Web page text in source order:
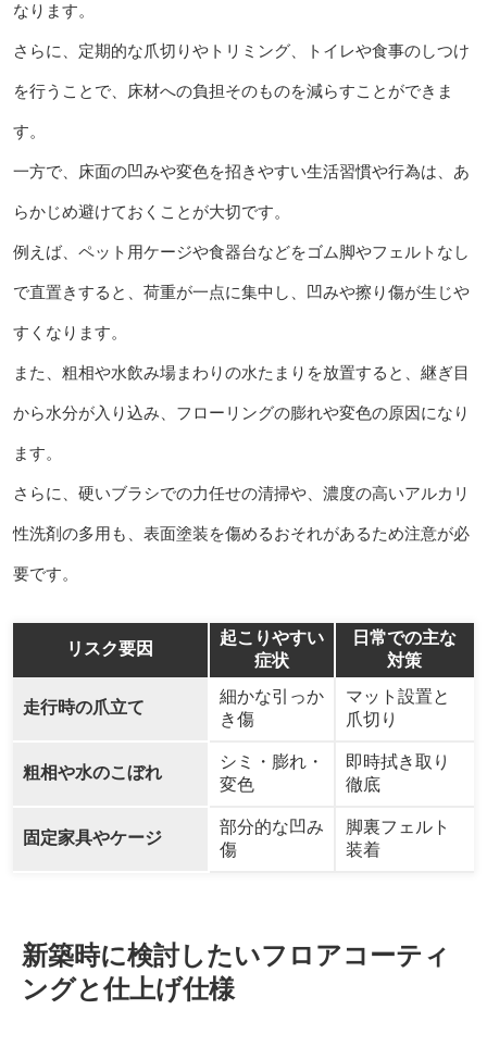
なります。
さらに、定期的な爪切りやトリミング、トイレや食事のしつけ
を行うことで、床材への負担そのものを減らすことができま
す。
一方で、床面の凹みや変色を招きやすい生活習慣や行為は、あ
らかじめ避けておくことが大切です。
例えば、ペット用ケージや食器台などをゴム脚やフェルトなし
で直置きすると、荷重が一点に集中し、凹みや擦り傷が生じや
すくなります。
また、粗相や水飲み場まわりの水たまりを放置すると、継ぎ目
から水分が入り込み、フローリングの膨れや変色の原因になり
ます。
さらに、硬いブラシでの力任せの清掃や、濃度の高いアルカリ
性洗剤の多用も、表面塗装を傷めるおそれがあるため注意が必
要です。
リスク要因
起こりやすい
症状
日常での主な
対策
走行時の爪立て
細かな引っか
き傷
マット設置と
爪切り
粗相や水のこぼれ
シミ・膨れ・
変色
即時拭き取り
徹底
固定家具やケージ
部分的な凹み
傷
脚裏フェルト
装着
新築時に検討したいフロアコーティ
ングと仕上げ仕様